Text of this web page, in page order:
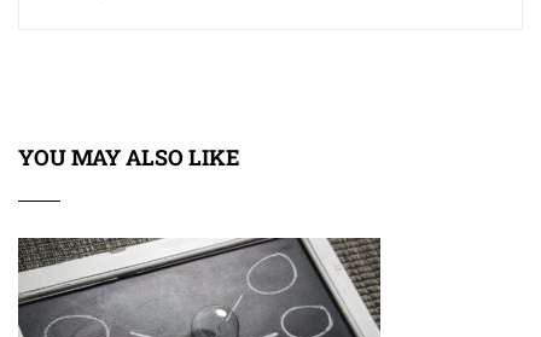
YOU MAY ALSO LIKE